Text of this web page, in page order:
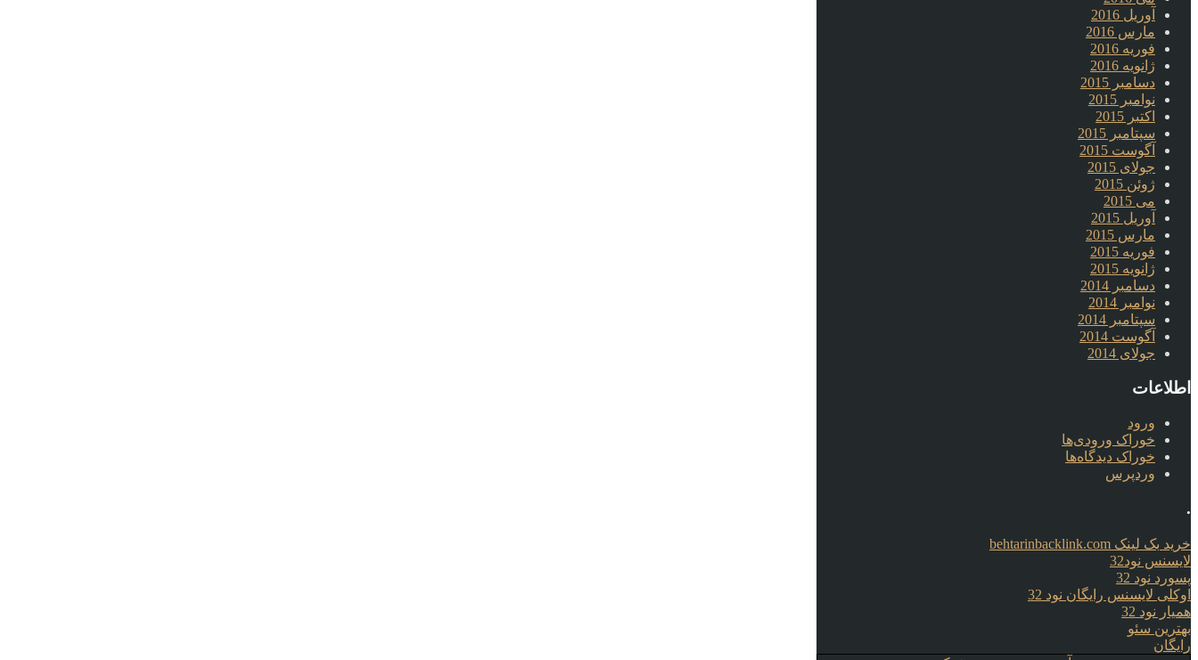
آوریل 2016
مارس 2016
فوریه 2016
ژانویه 2016
دسامبر 2015
نوامبر 2015
اکتبر 2015
سپتامبر 2015
آگوست 2015
جولای 2015
ژوئن 2015
می 2015
آوریل 2015
مارس 2015
فوریه 2015
ژانویه 2015
دسامبر 2014
نوامبر 2014
سپتامبر 2014
آگوست 2014
جولای 2014
اطلاعات
ورود
خوراک ورودی‌ها
خوراک دیدگاه‌ها
وردپرس
.
خرید بک لینک behtarinbacklink.com
لایسنس نود32
پسورد نود 32
اوکلی لایسنس رایگان نود 32
همیار نود 32
بهترین سئو
رایگان